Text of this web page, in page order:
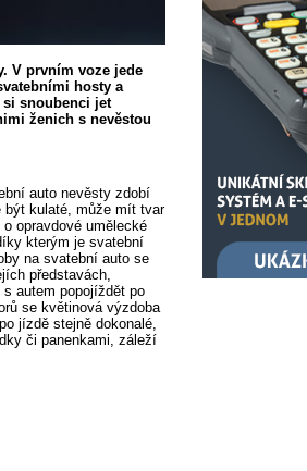
V prvním voze jede
hosty a
snoubenci jet
ženich s nevěstou
auto nevěsty zdobí
být kulaté, může mít tvar
opravdové umělecké
kterým je svatební
na svatební auto se
představách,
autem popojíždět po
se květinová výzdoba
jízdě stejně dokonalé,
či panenkami, záleží